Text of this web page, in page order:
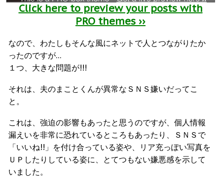
Click here to preview your posts with
PRO themes ››
なので、わたしもそんな風にネットで人とつながりたか
ったのですが…
１つ、大きな問題が!!!
それは、夫のまことくんが異常なＳＮＳ嫌いだってこ
と。
これは、強迫の影響もあったと思うのですが、個人情報
漏えいを非常に恐れているところもあったり、ＳＮＳで
「いいね!!」を付け合っている姿や、リア充っぽい写真を
ＵＰしたりしている姿に、とてつもない嫌悪感を示して
いました。